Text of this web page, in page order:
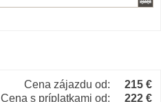
Cena zájazdu od:
215 €
Cena s príplatkami od:
222 €